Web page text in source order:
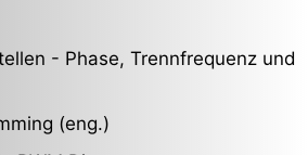
- Phase, Trennfrequenz und
(eng.)